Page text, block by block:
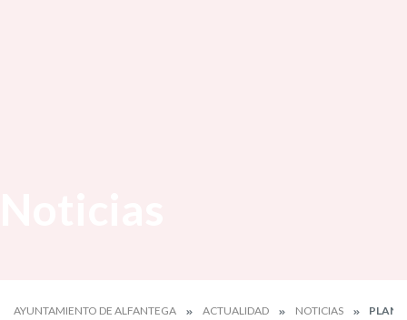
AYUNTAMIENTO DE ALFANTEGA ACTUALIDAD NOTICIAS PLAN